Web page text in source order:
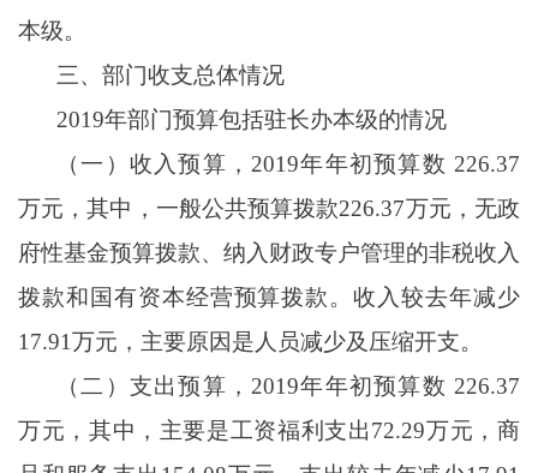
本级。
三、部门收支总体情况
2019年部门预算包括驻长办本级的情况
（一）收入预算， 2019年年初预算数 226.37
万元，其中，一般公共预算拨款226.37万元，无政
府性基金预算拨款、纳入财政专户管理的非税收入
拨款和国有资本经营预算拨款。收入较去年减少
17.91万元，主要原因是人员减少及压缩开支。
（二）支出预算， 2019年年初预算数 226.37
万元，其中，主要是工资福利支出72.29万元，商